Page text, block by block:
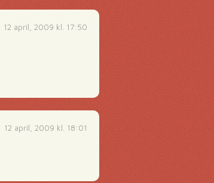
12 april, 2009 kl. 17:50
12 april, 2009 kl. 18:01